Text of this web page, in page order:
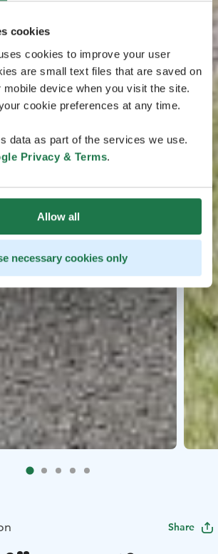
cookies
cookies to improve your user
are small text files that are saved on
device when you visit the site.
cookie preferences at any time.
data as part of the services we use.
Privacy & Terms.
Allow all
necessary cookies only
Share